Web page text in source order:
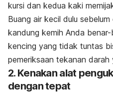
kursi dan kedua kaki
Buang air kecil dulu
kandung kemih Anda
kencing yang tidak tuntas
pemeriksaan tekanan darah
2. Kenakan alat
dengan tepat